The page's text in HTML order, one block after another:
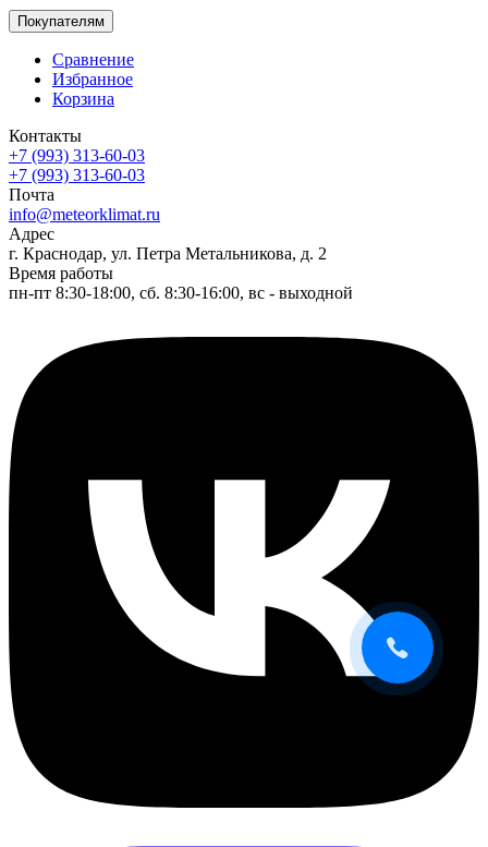
Покупателям
Сравнение
Избранное
Корзина
Контакты
+7 (993) 313-60-03
+7 (993) 313-60-03
Почта
info@meteorklimat.ru
Адрес
г. Краснодар, ул. Петра Метальникова, д. 2
Время работы
пн-пт 8:30-18:00, сб. 8:30-16:00, вс - выходной